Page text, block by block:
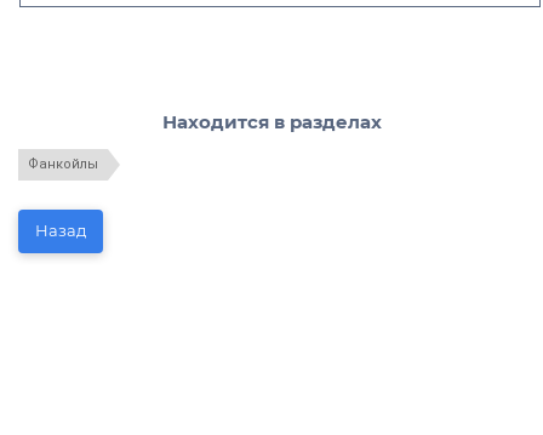
Находится в разделах
Фанкойлы
Назад